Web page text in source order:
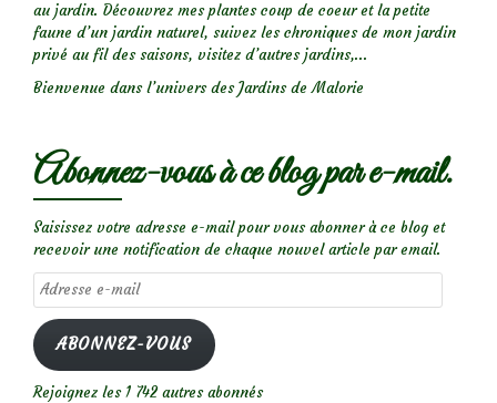
au jardin. Découvrez mes plantes coup de coeur et la petite
faune d’un jardin naturel, suivez les chroniques de mon jardin
privé au fil des saisons, visitez d’autres jardins,...
Bienvenue dans l’univers des Jardins de Malorie
Abonnez-vous à ce blog par e-mail.
Saisissez votre adresse e-mail pour vous abonner à ce blog et
recevoir une notification de chaque nouvel article par email.
Adresse
e-
mail
ABONNEZ-VOUS
Rejoignez les 1 742 autres abonnés